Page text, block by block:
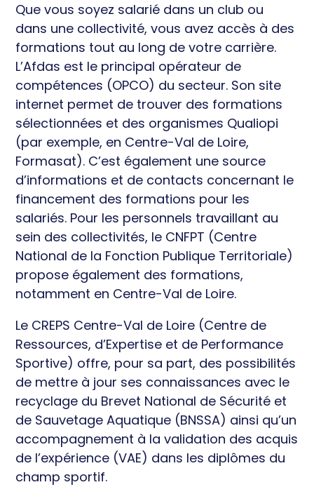
Que vous soyez salarié dans un club ou
dans une collectivité, vous avez accès à des
formations tout au long de votre carrière.
L’Afdas est le principal opérateur de
compétences (OPCO) du secteur. Son site
internet permet de trouver des formations
sélectionnées et des organismes Qualiopi
(par exemple, en Centre-Val de Loire,
Formasat). C’est également une source
d’informations et de contacts concernant le
financement des formations pour les
salariés. Pour les personnels travaillant au
sein des collectivités, le CNFPT (Centre
National de la Fonction Publique Territoriale)
propose également des formations,
notamment en Centre-Val de Loire.
Le CREPS Centre-Val de Loire (Centre de
Ressources, d’Expertise et de Performance
Sportive) offre, pour sa part, des possibilités
de mettre à jour ses connaissances avec le
recyclage du Brevet National de Sécurité et
de Sauvetage Aquatique (BNSSA) ainsi qu’un
accompagnement à la validation des acquis
de l’expérience (VAE) dans les diplômes du
champ sportif.